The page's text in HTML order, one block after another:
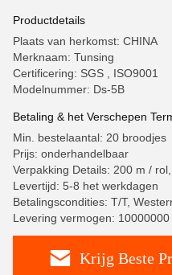
Productdetails
Plaats van herkomst: CHINA
Merknaam: Tunsing
Certificering: SGS , ISO9001
Modelnummer: Ds-5B
Betaling & het Verschepen
Min. bestelaantal: 20 broodjes
Prijs: onderhandelbaar
Verpakking Details: 200 m /
Levertijd: 5-8 het werkdagen
Betalingscondities: T/T,
Levering vermogen:
Krijg Beste